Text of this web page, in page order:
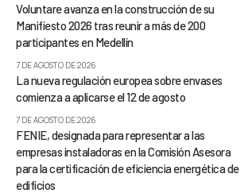
Voluntare avanza en la construcción de su
Manifiesto 2026 tras reunir a más de 200
participantes en Medellín
7 DE AGOSTO DE 2026
La nueva regulación europea sobre envases
comienza a aplicarse el 12 de agosto
7 DE AGOSTO DE 2026
FENIE, designada para representar a las
empresas instaladoras en la Comisión Asesora
para la certificación de eficiencia energética de
edificios